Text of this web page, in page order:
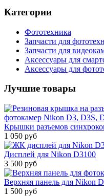
Категории
Фототехника
Запчасти для
Запчасти для
Аксессуары для
Аксессуары для
Лучшие товары
Крышки разъемов
1 050 руб
Дисплей для Nikon D3100
3 500 руб
Верхняя панель для Nikon
1 500 руб